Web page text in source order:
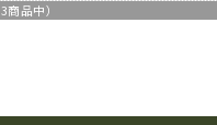
3商品中）